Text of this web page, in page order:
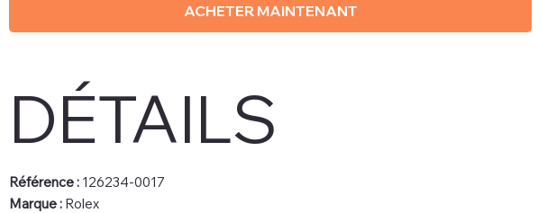
ACHETER MAINTENANT
DÉTAILS
Référence : 126234-0017
Marque : Rolex